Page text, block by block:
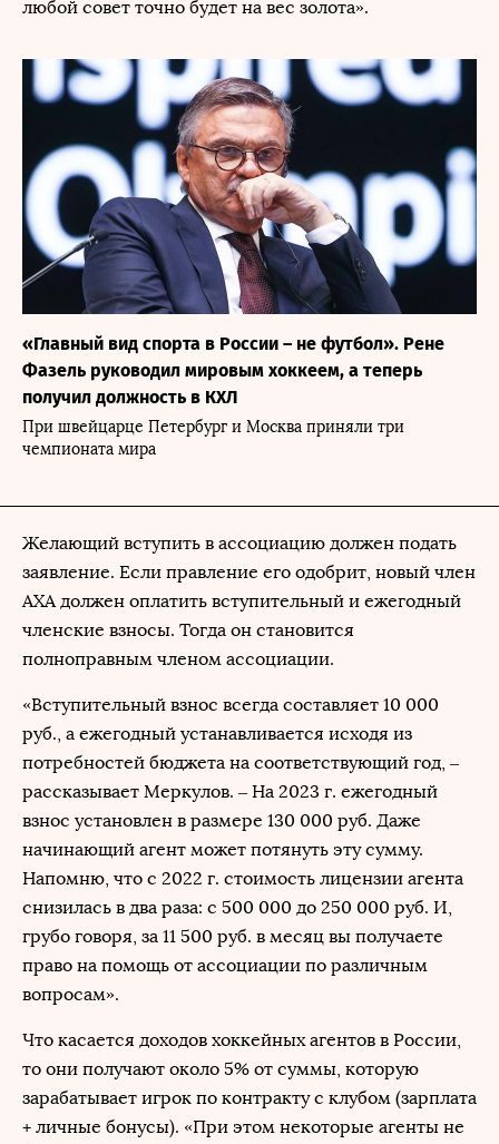
любой совет точно будет на вес золота».
«Главный вид спорта в России – не футбол». Рене
Фазель руководил мировым хоккеем, а теперь
получил должность в КХЛ
При швейцарце Петербург и Москва приняли три
чемпионата мира
Желающий вступить в ассоциацию должен подать
заявление. Если правление его одобрит, новый член
АХА должен оплатить вступительный и ежегодный
членские взносы. Тогда он становится
полноправным членом ассоциации.
«Вступительный взнос всегда составляет 10 000
руб., а ежегодный устанавливается исходя из
потребностей бюджета на соответствующий год, –
рассказывает Меркулов. – На 2023 г. ежегодный
взнос установлен в размере 130 000 руб. Даже
начинающий агент может потянуть эту сумму.
Напомню, что с 2022 г. стоимость лицензии агента
снизилась в два раза: с 500 000 до 250 000 руб. И,
грубо говоря, за 11 500 руб. в месяц вы получаете
право на помощь от ассоциации по различным
вопросам».
Что касается доходов хоккейных агентов в России,
то они получают около 5% от суммы, которую
зарабатывает игрок по контракту с клубом (зарплата
+ личные бонусы). «При этом некоторые агенты не